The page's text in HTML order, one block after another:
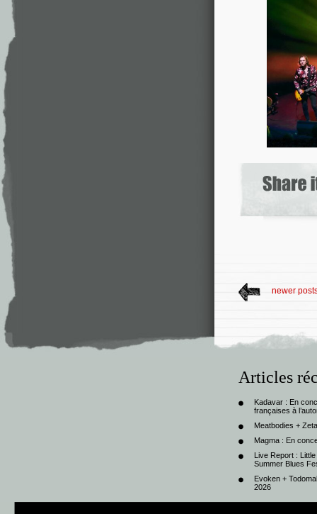
newer
Articles
Kadavar : En
françaises à
Meatbodies +
Magma : En
Live Report :
Summer Blues
Evoken +
2026